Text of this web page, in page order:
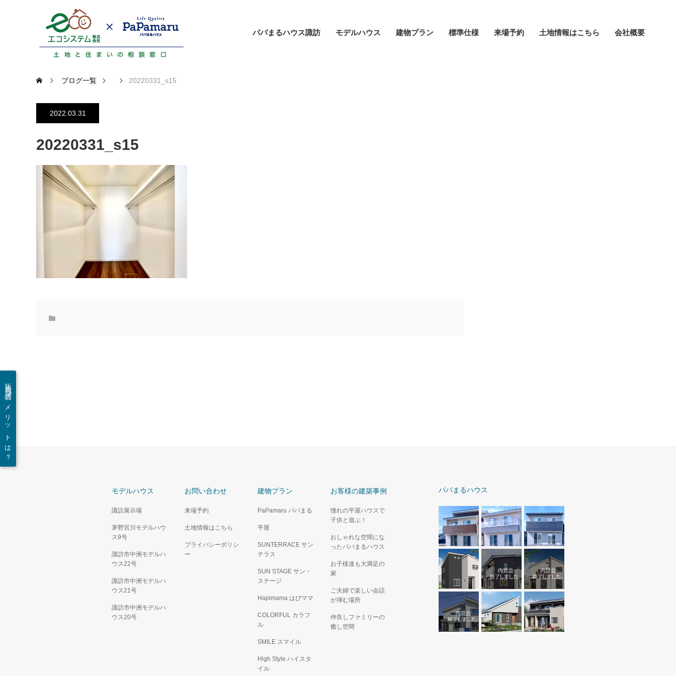
パパまるハウス諏訪 モデルハウス 建物プラン 標準仕様 来場予約 土地情報はこちら 会社概要
販売代理店のメリットは？
ブログ一覧 20220331_s15
2022.03.31
20220331_s15
モデルハウス
諏訪展示場
茅野宮川モデルハウ
ス9号
諏訪市中洲モデルハ
ウス22号
諏訪市中洲モデルハ
ウス21号
諏訪市中洲モデルハ
ウス20号
お問い合わせ
来場予約
土地情報はこちら
プライバシーポリシ
ー
建物プラン
PaPamaru パパまる
平屋
SUNTERRACE サン
テラス
SUN STAGE サン・
ステージ
Hapimama はぴママ
COLORFUL カラフ
ル
SMILE スマイル
High Style ハイスタ
イル
お客様の建築事例
憧れの平屋ハウスで
子供と遊ぶ！
おしゃれな空間にな
ったパパまるハウス
お子様達も大満足の
家
ご夫婦で楽しい会話
が弾む場所
仲良しファミリーの
癒し空間
パパまるハウス